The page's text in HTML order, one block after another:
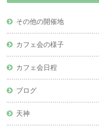
その他の開催地
カフェ会の様子
カフェ会日程
ブログ
天神